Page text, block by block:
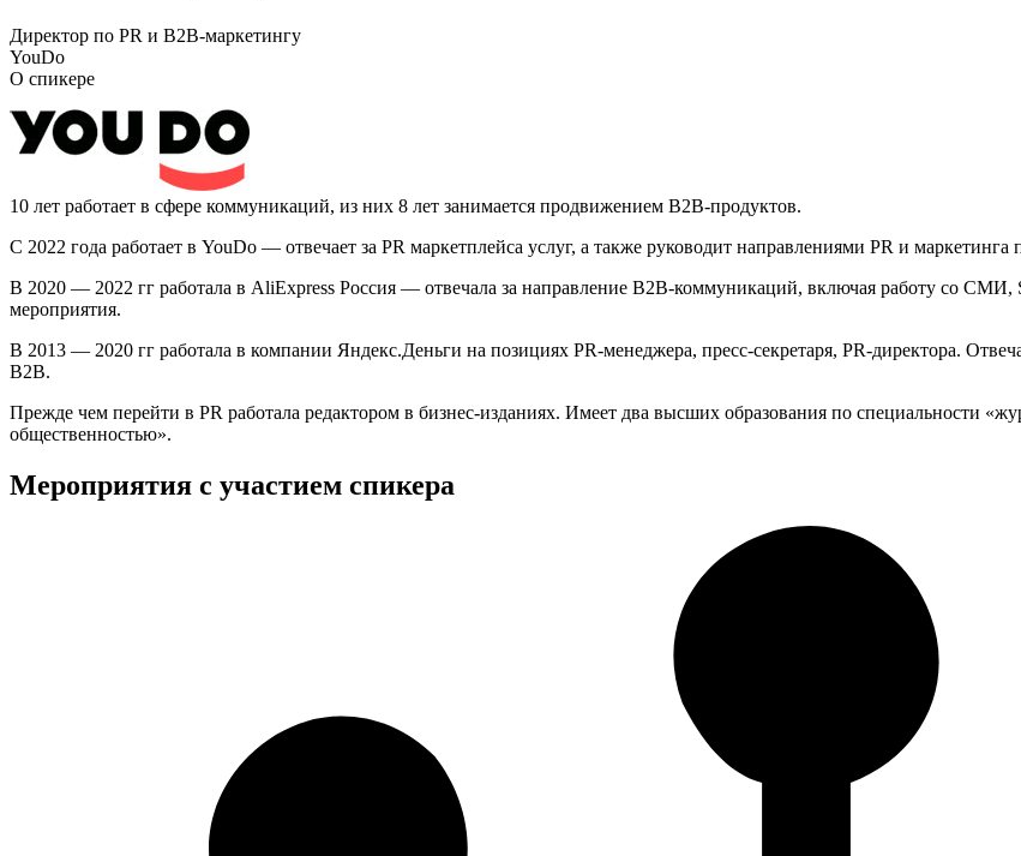
Директор по PR и B2B-маркетингу
YouDo
О спикере
10 лет работает в сфере коммуникаций, из них 8 лет занимается продвижением B2B-продуктов.
C 2022 года работает в YouDo — отвечает за PR маркетплейса услуг, а также руководит направлениями PR и
В 2020 — 2022 гг работала в AliExpress Россия — отвечала за направление B2B-коммуникаций, включая работу со
мероприятия.
В 2013 — 2020 гг работала в компании Яндекс.Деньги на позициях PR-менеджера, пресс-секретаря, PR-директора.
B2B.
Прежде чем перейти в PR работала редактором в бизнес-изданиях. Имеет два высших образования по специальности
общественностью».
Мероприятия с участием спикера